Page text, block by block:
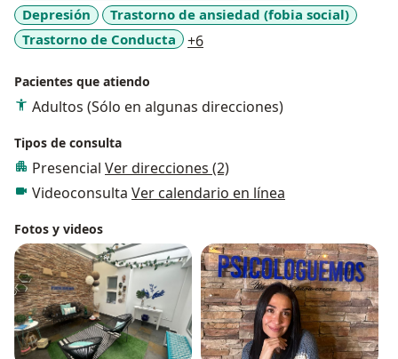
Depresión
Trastorno de ansiedad (fobia social)
Trastorno de Conducta
+6a11y_sr_more_diseases
Pacientes que atiendo
Adultos (Sólo en algunas direcciones)
Tipos de consulta
Presencial Ver direcciones (2)
Videoconsulta Ver calendario en línea
Fotos y videos